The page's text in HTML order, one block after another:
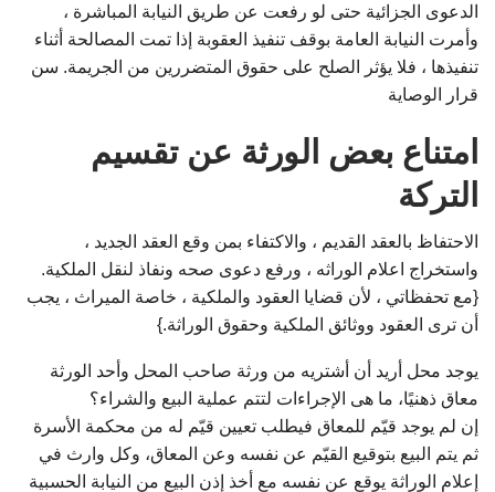
الدعوى الجزائية حتى لو رفعت عن طريق النيابة المباشرة ،
وأمرت النيابة العامة بوقف تنفيذ العقوبة إذا تمت المصالحة أثناء
تنفيذها ، فلا يؤثر الصلح على حقوق المتضررين من الجريمة. سن
قرار الوصاية
امتناع بعض الورثة عن تقسيم
التركة
الاحتفاظ بالعقد القديم ، والاكتفاء بمن وقع العقد الجديد ،
واستخراج اعلام الوراثه ، ورفع دعوى صحه ونفاذ لنقل الملكية.
{مع تحفظاتي ، لأن قضايا العقود والملكية ، خاصة الميراث ، يجب
أن ترى العقود ووثائق الملكية وحقوق الوراثة.}
يوجد محل أريد أن أشتريه من ورثة صاحب المحل وأحد الورثة
معاق ذهنيًا، ما هى الإجراءات لتتم عملية البيع والشراء؟
إن لم يوجد قيّم للمعاق فيطلب تعيين قيّم له من محكمة الأسرة
ثم يتم البيع بتوقيع القيّم عن نفسه وعن المعاق، وكل وارث في
إعلام الوراثة يوقع عن نفسه مع أخذ إذن البيع من النيابة الحسبية